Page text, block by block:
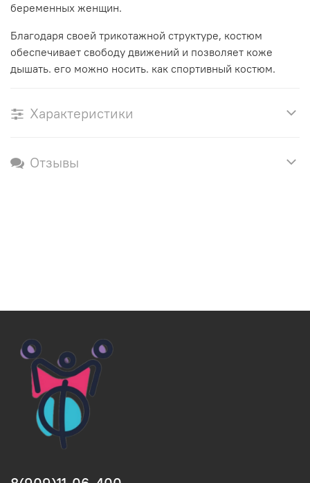
беременных женщин.
Благодаря своей трикотажной структуре, костюм
обеспечивает свободу движений и позволяет коже
дышать. его можно носить. как спортивный костюм.
Характеристики
Отзывы